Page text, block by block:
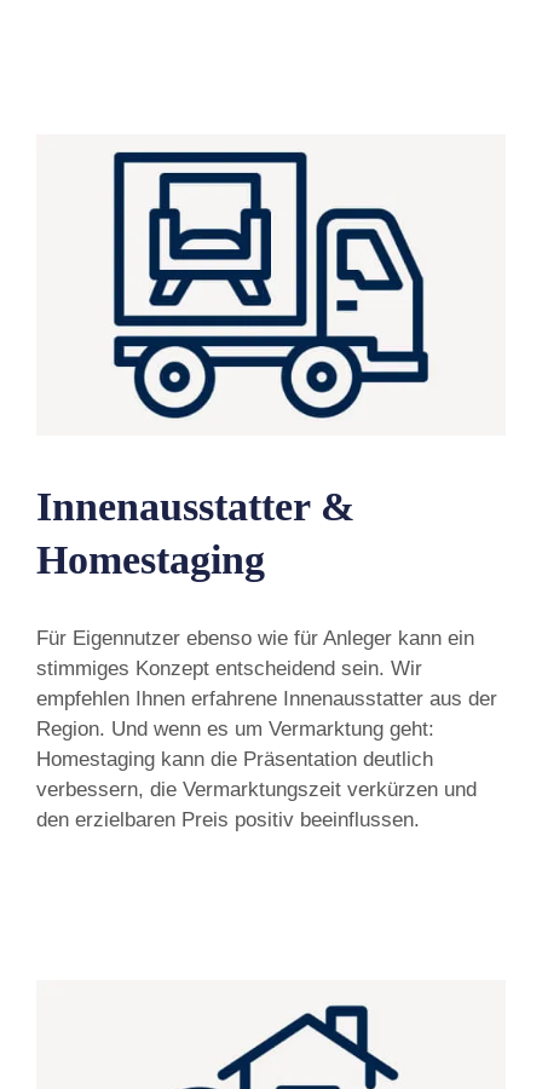
Innenausstatter &
Homestaging
Für Eigennutzer ebenso wie für Anleger kann ein
stimmiges Konzept entscheidend sein. Wir
empfehlen Ihnen erfahrene Innenausstatter aus der
Region. Und wenn es um Vermarktung geht:
Homestaging kann die Präsentation deutlich
verbessern, die Vermarktungszeit verkürzen und
den erzielbaren Preis positiv beeinflussen.